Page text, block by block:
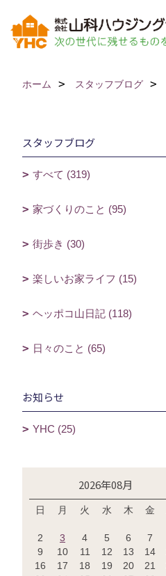
ホーム スタッフブログ
スタッフブログ
すべて (319)
家づくりのこと (95)
街歩き (30)
楽しいお家ライフ (15)
ヘッポコ山日記 (118)
日々のこと (65)
お知らせ
YHC (25)
2026年08月
日 月 火 水 木 金
2
3 4 5 6 7
9
10 11 12 13 14
16
17 18 19 20 21